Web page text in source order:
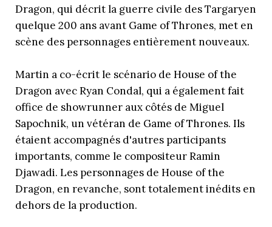
Dragon, qui décrit la guerre civile des Targaryen
quelque 200 ans avant Game of Thrones, met en
scène des personnages entièrement nouveaux.
Martin a co-écrit le scénario de House of the
Dragon avec Ryan Condal, qui a également fait
office de showrunner aux côtés de Miguel
Sapochnik, un vétéran de Game of Thrones. Ils
étaient accompagnés d'autres participants
importants, comme le compositeur Ramin
Djawadi. Les personnages de House of the
Dragon, en revanche, sont totalement inédits en
dehors de la production.